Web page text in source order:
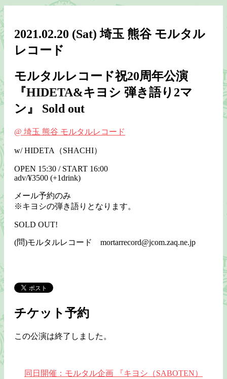
2021.02.20 (Sat) 埼玉 熊谷 モルタル
レコード
モルタルレコード祝20周年公演
『HIDETA&キヨシ 弾き語り2マ
ン』
Sold out
@ 埼玉 熊谷 モルタルレコード
w/ HIDETA（SHACHI）
OPEN 15:30 / START 16:00
adv/¥3500 (+1drink)
メール予約のみ
※キヨシの弾き語りとなります。
SOLD OUT!
(問)モルタルレコード mortarrecord@jcom.zaq.ne.jp
チケット予約
この公演は終了しました。
同日開催：モルタル企画 『キヨシ（SABOTEN）